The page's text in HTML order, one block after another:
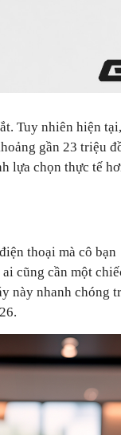
Tuy nhiên hiện tại,
gần 23 triệu
lựa chọn thực tế
thoại mà cô bạn
cũng cần một
này nhanh chóng